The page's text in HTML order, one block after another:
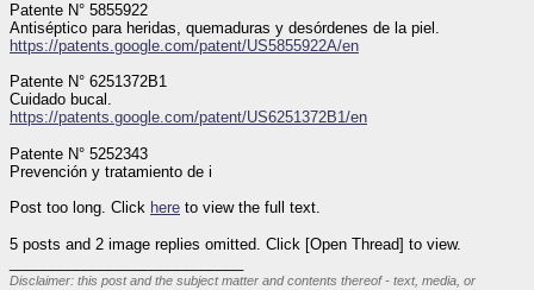
Patente N° 5855922
Antiséptico para heridas, quemaduras y desórdenes de la piel.
https://patents.google.com/patent/US5855922A/en
Patente N° 6251372B1
Cuidado bucal.
https://patents.google.com/patent/US6251372B1/en
Patente N° 5252343
Prevención y tratamiento de i
Post too long. Click here to view the full text.
5 posts and 2 image replies omitted. Click [Open Thread] to view.
Disclaimer: this post and the subject matter and contents thereof - text, media, or